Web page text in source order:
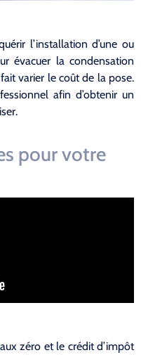
l’installation d’une ou
évacuer la condensation
varier le coût de la pose.
afin d’obtenir un
pour votre
zéro et le crédit d’impôt